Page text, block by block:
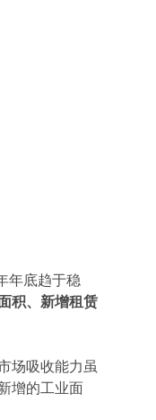
年底趋于稳
积、新增租赁
场吸收能力虽
增的工业面